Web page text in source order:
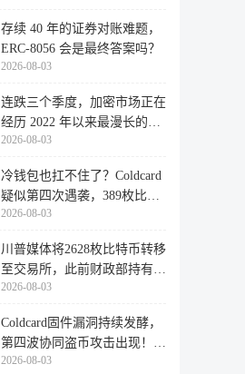
存续 40 年的证券对账难题，
ERC-8056 会是最终答案吗？
2026-08-03
连跌三个季度，加密市场正在
经历 2022 年以来最漫长的退
潮
2026-08-03
冷钱包也扛不住了？Coldcard
疑似第四次遇袭，389枚比特
币失
2026-08-03
川普媒体将2628枚比特币转移
至交易所，此前财政部持有的
比特
2026-08-03
Coldcard固件漏洞持续发酵，
第四波协同盗币攻击出现！
462个
2026-08-03